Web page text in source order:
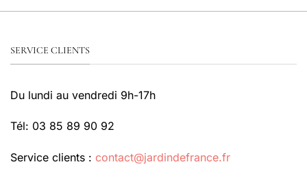
SERVICE CLIENTS
Du lundi au vendredi 9h-17h
Tél: 03 85 89 90 92
Service clients : contact@jardindefrance.fr